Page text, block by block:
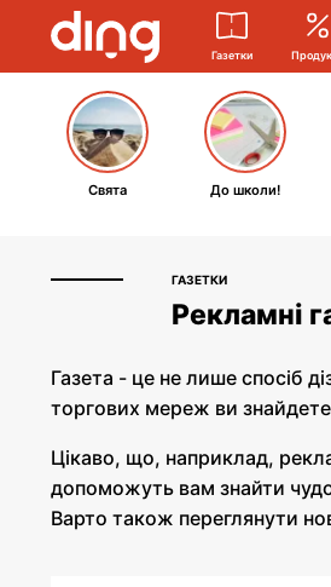
Газетки
Свята До школи!
ГАЗЕТКИ
Рекламні
Газета - це не лише спосіб
торгових мереж ви знайдете
Цікаво, що, наприклад,
допоможуть вам знайти
Варто також переглянути